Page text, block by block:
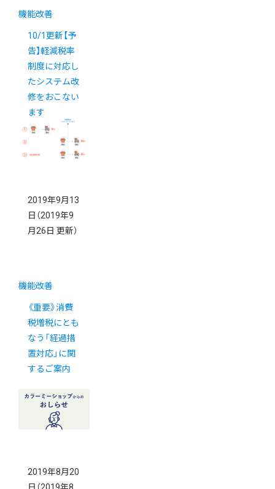
機能改善
10/1更新【予
告】軽減税率
制度に対応し
たシステム改
修をおこない
ます
2019年9月13
日 （2019年9
月26日 更新）
機能改善
《重要》消費
税増税にとも
なう「経過措
置対応」に関
するご案内
2019年8月20